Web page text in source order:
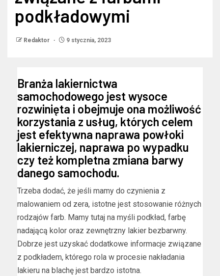
podkładowymi
Redaktor 9 stycznia, 2023
Branża lakiernictwa
samochodowego jest wysoce
rozwinięta i obejmuje ona możliwość
korzystania z usług, których celem
jest efektywna naprawa powłoki
lakierniczej, naprawa po wypadku
czy też kompletna zmiana barwy
danego samochodu.
Trzeba dodać, że jeśli mamy do czynienia z
malowaniem od zera, istotne jest stosowanie różnych
rodzajów farb. Mamy tutaj na myśli podkład, farbę
nadającą kolor oraz zewnętrzny lakier bezbarwny.
Dobrze jest uzyskać dodatkowe informacje związane
z podkładem, którego rola w procesie nakładania
lakieru na blachę jest bardzo istotna.